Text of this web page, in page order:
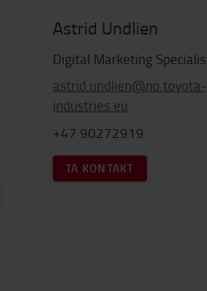
Astrid Undlien
Digital Marketing
astrid.undlien@no.toyota-
industries.eu
+47 90272919
TA KONTAKT